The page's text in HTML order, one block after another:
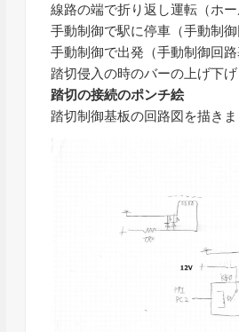
線路の端で折り返し運転（ホー
手動制御で駅に停車（手動制御
手動制御で出発（手動制御回路
踏切侵入の時のバーの上げ下げ
踏切の接続のポンチ絵
踏切制御基板の回路図を描きま